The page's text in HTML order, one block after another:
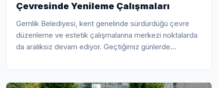
Çevresinde Yenileme Çalışmaları
Gemlik Belediyesi, kent genelinde sürdürdüğü çevre
düzenleme ve estetik çalışmalarına merkezi noktalarda
da aralıksız devam ediyor. Geçtiğimiz günlerde
ardından belediye ekipleri, kentin simge noktalarından
biri olan Gemlik Saat Kulesi çevresinde bakım ve